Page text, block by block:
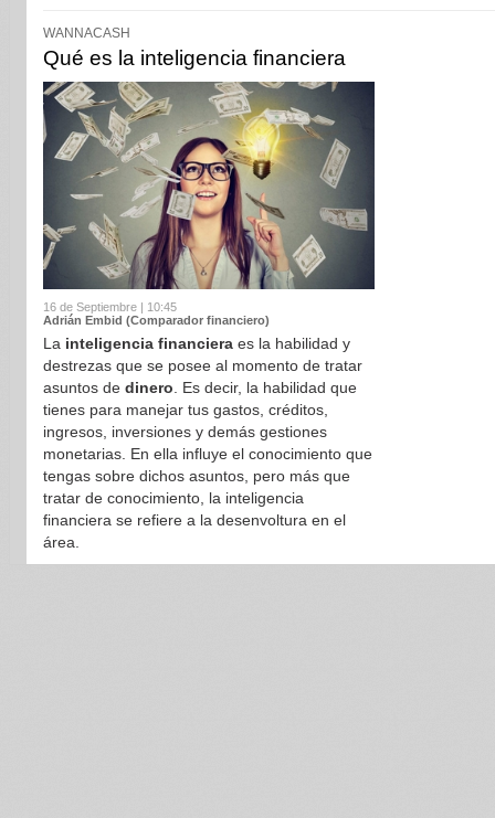
WANNACASH
Qué es la inteligencia financiera
16 de Septiembre | 10:45
Adrián Embid (Comparador financiero)
La inteligencia financiera es la habilidad y
destrezas que se posee al momento de tratar
asuntos de dinero . Es decir, la habilidad que
tienes para manejar tus gastos, créditos,
ingresos, inversiones y demás gestiones
monetarias. En ella influye el conocimiento que
tengas sobre dichos asuntos, pero más que
tratar de conocimiento, la inteligencia
financiera se refiere a la desenvoltura en el
área.